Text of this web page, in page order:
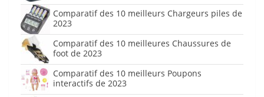
Comparatif des 10 meilleurs Chargeurs piles de
2023
Comparatif des 10 meilleures Chaussures de
foot de 2023
Comparatif des 10 meilleurs Poupons
interactifs de 2023